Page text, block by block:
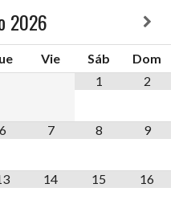
2026
Vie Sáb
Dom
1
2
6 7 8 9
14 15 16